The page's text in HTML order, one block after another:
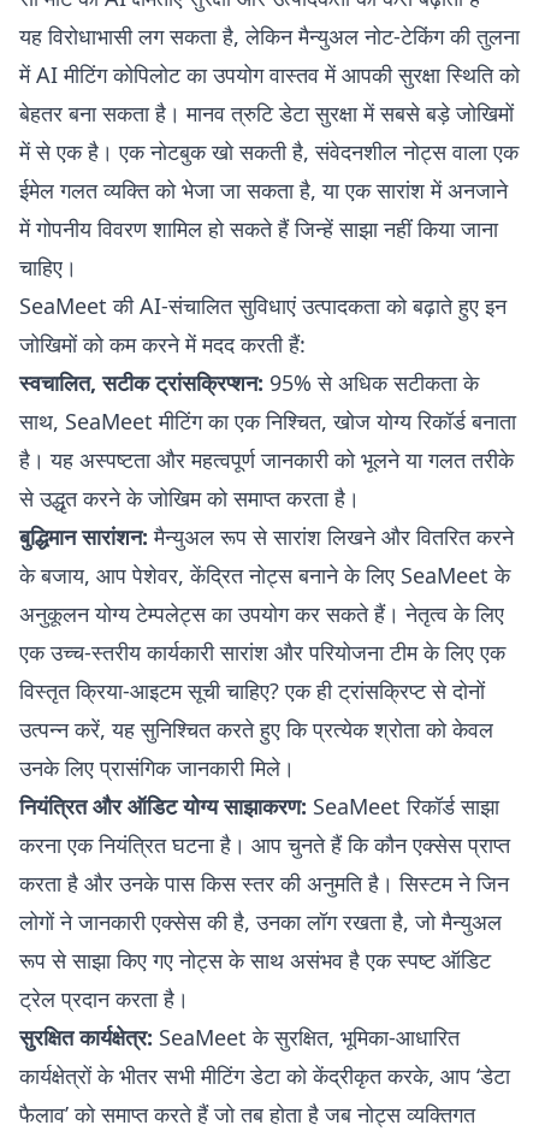
यह विरोधाभासी लग सकता है, लेकिन मैन्युअल नोट-टेकिंग की तुलना
में AI मीटिंग कोपिलोट का उपयोग वास्तव में आपकी सुरक्षा स्थिति को
बेहतर बना सकता है। मानव त्रुटि डेटा सुरक्षा में सबसे बड़े जोखिमों
में से एक है। एक नोटबुक खो सकती है, संवेदनशील नोट्स वाला एक
ईमेल गलत व्यक्ति को भेजा जा सकता है, या एक सारांश में अनजाने
में गोपनीय विवरण शामिल हो सकते हैं जिन्हें साझा नहीं किया जाना
चाहिए।
SeaMeet की AI-संचालित सुविधाएं उत्पादकता को बढ़ाते हुए इन
जोखिमों को कम करने में मदद करती हैं:
स्वचालित, सटीक ट्रांसक्रिप्शन: 95% से अधिक सटीकता के
साथ, SeaMeet मीटिंग का एक निश्चित, खोज योग्य रिकॉर्ड बनाता
है। यह अस्पष्टता और महत्वपूर्ण जानकारी को भूलने या गलत तरीके
से उद्धृत करने के जोखिम को समाप्त करता है।
बुद्धिमान सारांशन: मैन्युअल रूप से सारांश लिखने और वितरित करने
के बजाय, आप पेशेवर, केंद्रित नोट्स बनाने के लिए SeaMeet के
अनुकूलन योग्य टेम्पलेट्स का उपयोग कर सकते हैं। नेतृत्व के लिए
एक उच्च-स्तरीय कार्यकारी सारांश और परियोजना टीम के लिए एक
विस्तृत क्रिया-आइटम सूची चाहिए? एक ही ट्रांसक्रिप्ट से दोनों
उत्पन्न करें, यह सुनिश्चित करते हुए कि प्रत्येक श्रोता को केवल
उनके लिए प्रासंगिक जानकारी मिले।
नियंत्रित और ऑडिट योग्य साझाकरण: SeaMeet रिकॉर्ड साझा
करना एक नियंत्रित घटना है। आप चुनते हैं कि कौन एक्सेस प्राप्त
करता है और उनके पास किस स्तर की अनुमति है। सिस्टम ने जिन
लोगों ने जानकारी एक्सेस की है, उनका लॉग रखता है, जो मैन्युअल
रूप से साझा किए गए नोट्स के साथ असंभव है एक स्पष्ट ऑडिट
ट्रेल प्रदान करता है।
सुरक्षित कार्यक्षेत्र: SeaMeet के सुरक्षित, भूमिका-आधारित
कार्यक्षेत्रों के भीतर सभी मीटिंग डेटा को केंद्रीकृत करके, आप ‘डेटा
फैलाव’ को समाप्त करते हैं जो तब होता है जब नोट्स व्यक्तिगत